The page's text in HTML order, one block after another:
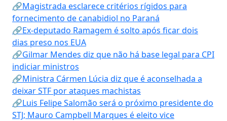
🔗Magistrada esclarece critérios rígidos para
fornecimento de canabidiol no Paraná
🔗Ex-deputado Ramagem é solto após ficar dois
dias preso nos EUA
🔗Gilmar Mendes diz que não há base legal para CPI
indiciar ministros
🔗Ministra Cármen Lúcia diz que é aconselhada a
deixar STF por ataques machistas
🔗Luis Felipe Salomão será o próximo presidente do
STJ; Mauro Campbell Marques é eleito vice